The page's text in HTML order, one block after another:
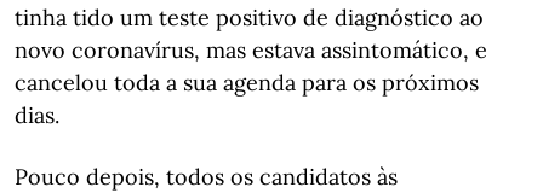
tinha tido um teste positivo de diagnóstico ao
novo coronavírus, mas estava assintomático, e
cancelou toda a sua agenda para os próximos
dias.
Pouco depois, todos os candidatos às